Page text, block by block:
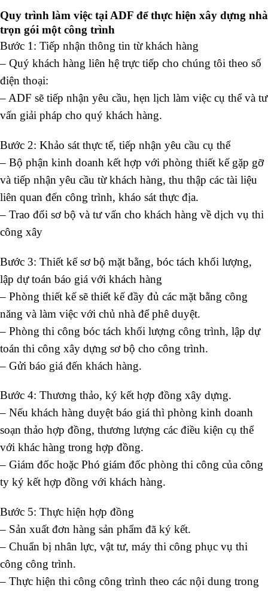
Quy trình làm việc tại ADF để thực hiện xây dựng nhà
trọn gói một công trình
Bước 1: Tiếp nhận thông tin từ khách hàng
– Quý khách hàng liên hệ trực tiếp cho chúng tôi theo số
điện thoại:
– ADF sẽ tiếp nhận yêu cầu, hẹn lịch làm việc cụ thể và tư
vấn giải pháp cho quý khách hàng.
Bước 2: Khảo sát thực tế, tiếp nhận yêu cầu cụ thể
– Bộ phận kinh doanh kết hợp với phòng thiết kế gặp gỡ
và tiếp nhận yêu cầu từ khách hàng, thu thập các tài liệu
liên quan đến công trình, kháo sát thực địa.
– Trao đổi sơ bộ và tư vấn cho khách hàng về dịch vụ thi
công xây
Bước 3: Thiết kế sơ bộ mặt bằng, bóc tách khối lượng,
lập dự toán báo giá với khách hàng
– Phòng thiết kế sẽ thiết kế đầy đủ các mặt bằng công
năng và làm việc với chủ nhà để phê duyệt.
– Phòng thi công bóc tách khối lượng công trình, lập dự
toán thi công xây dựng sơ bộ cho công trình.
– Gửi báo giá đến khách hàng.
Bước 4: Thương thảo, ký kết hợp đồng xây dựng.
– Nếu khách hàng duyệt báo giá thì phòng kinh doanh
soạn thảo hợp đồng, thương lượng các điều kiện cụ thể
với khác hàng trong hợp đồng.
– Giám đốc hoặc Phó giám đốc phòng thi công của công
ty ký kết hợp đồng với khách hàng.
Bước 5: Thực hiện hợp đồng
– Sản xuất đơn hàng sản phẩm đã ký kết.
– Chuẩn bị nhân lực, vật tư, máy thi công phục vụ thi
công công trình.
– Thực hiện thi công công trình theo các nội dung trong